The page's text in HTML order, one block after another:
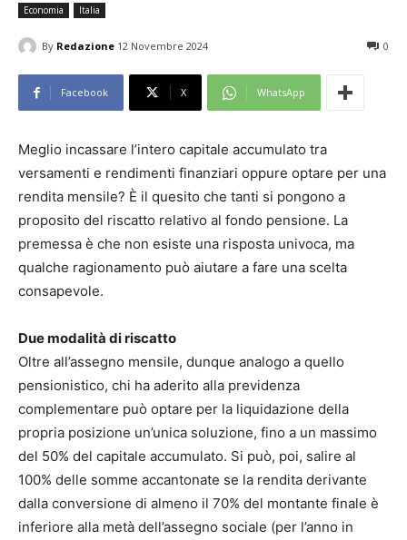
Economia Italia
By Redazione 12 Novembre 2024 0
Facebook X WhatsApp
Meglio incassare l’intero capitale accumulato tra
versamenti e rendimenti finanziari oppure optare per una
rendita mensile? È il quesito che tanti si pongono a
proposito del riscatto relativo al fondo pensione. La
premessa è che non esiste una risposta univoca, ma
qualche ragionamento può aiutare a fare una scelta
consapevole.
Due modalità di riscatto
Oltre all’assegno mensile, dunque analogo a quello
pensionistico, chi ha aderito alla previdenza
complementare può optare per la liquidazione della
propria posizione un’unica soluzione, fino a un massimo
del 50% del capitale accumulato. Si può, poi, salire al
100% delle somme accantonate se la rendita derivante
dalla conversione di almeno il 70% del montante finale è
inferiore alla metà dell’assegno sociale (per l’anno in